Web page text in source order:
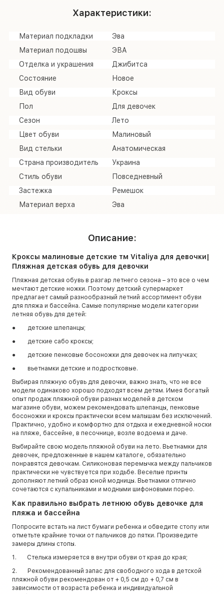
Характеристики:
Материал подкладки
Эва
Материал подошвы
ЭВА
Отделка и украшения
Джибитса
Состояние
Новое
Вид обуви
Кроксы
Пол
Для девочек
Сезон
Лето
Цвет обуви
Малиновый
Вид стельки
Анатомическая
Страна производитель
Украина
Стиль обуви
Повседневный
Застежка
Ремешок
Материал верха
Эва
Описание:
Кроксы малиновые детские тм Vitaliya для девочки|
Пляжная детская обувь для девочки
Пляжная детская обувь в разгар летнего сезона – это все о чем
мечтают детские ножки. Поэтому детский супермаркет
предлагает самый разнообразный летний ассортимент обуви
для пляжа и бассейна. Самые популярные модели категории
летняя обувь для детей:
● детские шлепанцы;
● детские сабо кроксы;
● детские пенковые босоножки для девочек на липучках;
● вьетнамки детские и подростковые.
Выбирая пляжную обувь для девочки, важно знать, что не все
модели одинаково хорошо подходят всем детям. Имея богатый
опыт продаж пляжной обуви разных моделей в детском
магазине обуви, можем рекомендовать шлепанцы, пенковые
босоножки и кроксы практически всем малышам без исключений.
Практично, удобно и комфортно для отдыха и ежедневной носки
на пляже, бассейне, в песочнице, возле водоема и даче.
Выбирайте свою модель пляжной обуви на лето. Вьетнамки для
девочек, предложенные в нашем каталоге, обязательно
понравятся девочкам. Силиконовая перемычка между пальчиков
практически не чувствуется при ходьбе. Веселые принты
дополняют летний образ юной модницы. Вьетнамки отлично
сочетаются с купальниками и модными шифоновыми порео.
Как правильно выбрать летнюю обувь девочке для
пляжа и бассейна
Попросите встать на лист бумаги ребенка и обведите стопу или
отметьте крайние точки от пальчиков до пятки. Произведите
замеры длины стопы.
1. Стелька измеряется в внутри обуви от края до края;
2. Рекомендованный запас для свободного хода в детской
пляжной обуви рекомендован от + 0,5 см до + 0,7 см в
зависимости от возраста ребенка и индивидуальной